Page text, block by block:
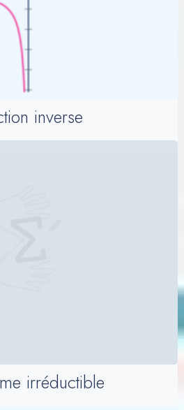
inverse
irréductible